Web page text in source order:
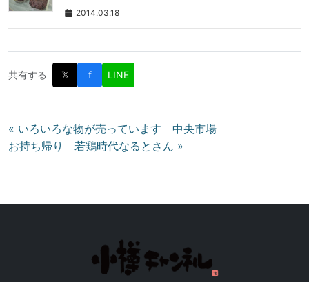
2014.03.18
共有する 𝕏 f LINE
投
稿
« いろいろな物が売っています 中央市場
お持ち帰り 若鶏時代なるとさん »